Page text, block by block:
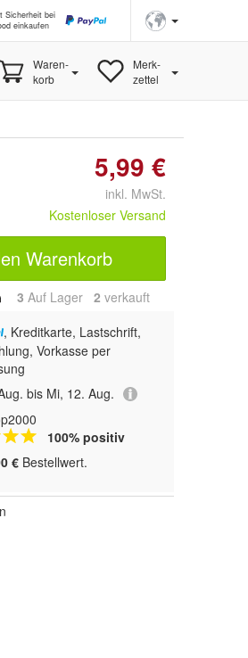
Sicherheit bei
einkaufen
Waren-
korb
Merk-
zettel
5,99 €
inkl. MwSt.
Kostenloser Versand
Warenkorb
3 Auf Lager 2 verkauft
, Kreditkarte, Lastschrift,
Vorkasse per
bis Mi, 12. Aug.
100% positiv
€ Bestellwert.